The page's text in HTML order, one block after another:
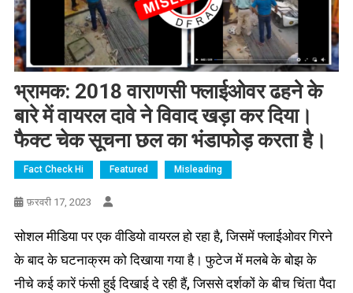
भ्रामक: 2018 वाराणसी फ्लाईओवर ढहने के
बारे में वायरल दावे ने विवाद खड़ा कर दिया।
फैक्ट चेक सूचना छल का भंडाफोड़ करता है।
Fact Check Hi Featured Misleading
फ़रवरी 17, 2023
सोशल मीडिया पर एक वीडियो वायरल हो रहा है, जिसमें फ्लाईओवर गिरने
के बाद के घटनाक्रम को दिखाया गया है। फुटेज में मलबे के बोझ के
नीचे कई कारें फंसी हुई दिखाई दे रही हैं, जिससे दर्शकों के बीच चिंता पैदा